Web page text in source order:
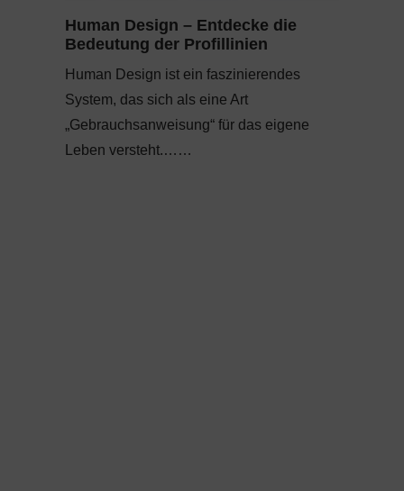
Human Design – Entdecke die
Bedeutung der Profillinien
Human Design ist ein faszinierendes
System, das sich als eine Art
„Gebrauchsanweisung“ für das eigene
Leben versteht.……